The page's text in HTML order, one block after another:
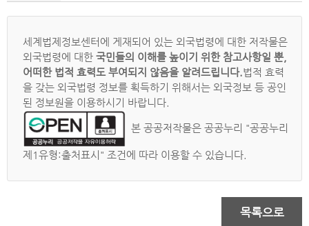
세계법제정보센터에 게재되어 있는 외국법령에 대한 저작물은
외국법령에 대한 국민들의 이해를 높이기 위한 참고사항일 뿐,
어떠한 법적 효력도 부여되지 않음을 알려드립니다.법적 효력
을 갖는 외국법령 정보를 획득하기 위해서는 외국정보 등 공인
된 정보원을 이용하시기 바랍니다.
본 공공저작물은 공공누리 "공공누리
제1유형:출처표시" 조건에 따라 이용할 수 있습니다.
목록으로